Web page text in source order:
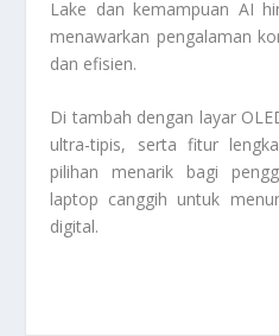
Lake dan kemampuan AI
menawarkan pengalaman
dan efisien.
Di tambah dengan layar
ultra-tipis, serta fitur
pilihan menarik bagi
laptop canggih untuk
digital.